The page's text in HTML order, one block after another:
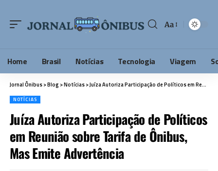
Aa
Home Brasil Notícias Tecnologia Viagem
Jornal Ônibus>Blog >Notícias>Juíza Autoriza Participação de Políticos em Reunião sobre Tarifa de Ônibus, Mas Emite Advertência
NOTÍCIAS
Juíza Autoriza Participação de Políticos
em Reunião sobre Tarifa de Ônibus,
Mas Emite Advertência